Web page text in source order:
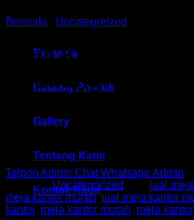
Beranda
Katalog Produk
Gallery
Tentang Kami
Kontak Kami
Beranda Uncategorized
Meja Kantor V HM
Bandung
997,500
Telpon Admin Chat Whatsapp Admin
Kategori:Uncategorized jual meja
meja kantor murah,jual meja kantor
kantor, meja kantor murah meja